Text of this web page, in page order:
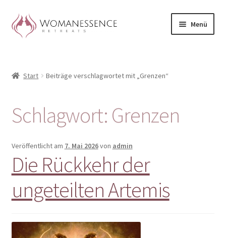
Zur
Navigation
Zum
Inhalt
Menü
Blog
Shop / Retreats im Allgäu
Woman-Circle
Erfahrungen
Start Beiträge verschlagwortet mit „Grenzen“
Schlagwort: Grenzen
Veröffentlicht am 7. Mai 2026von admin
Die Rückkehr der
ungeteilten Artemis